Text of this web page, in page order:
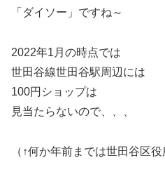
「ダイソー」ですね～
2022年1月の時点では
世田谷線世田谷駅周辺には
100円ショップは
見当たらないので、、、
（↑何か年前までは世田谷区